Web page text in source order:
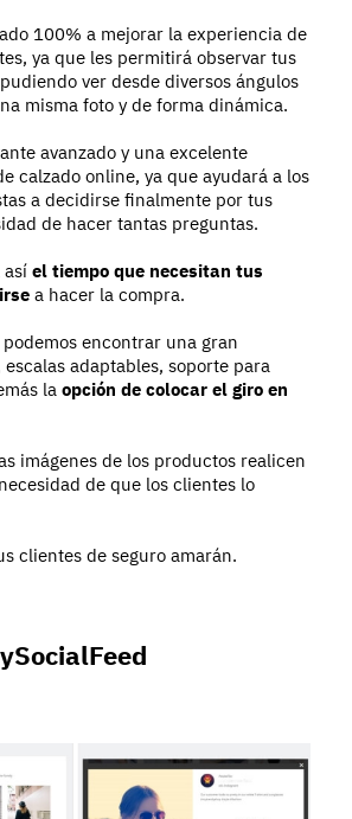
100% a mejorar la experiencia de
ya que les permitirá observar tus
ver desde diversos ángulos
misma foto y de forma dinámica.
avanzado y una excelente
calzado online, ya que ayudará a los
a decidirse finalmente por tus
de hacer tantas preguntas.
así el tiempo que necesitan tus
a hacer la compra.
encontrar una gran
adaptables, soporte para
la opción de colocar el giro en
imágenes de los productos realicen
de que los clientes lo
clientes de seguro amarán.